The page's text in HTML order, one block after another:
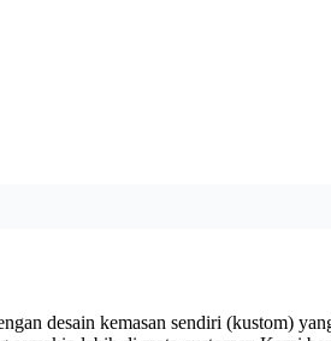
desain kemasan sendiri (kustom)